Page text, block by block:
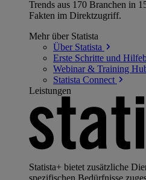
Trends aus 170 Branchen in
Fakten im Direktzugriff.
Mehr über Statista
Über Statista
Erste Schritte und
Webinar & Training
Statista Connect
Leistungen
Statista+ bietet zusätzliche
spezifischen Bedürfnisse